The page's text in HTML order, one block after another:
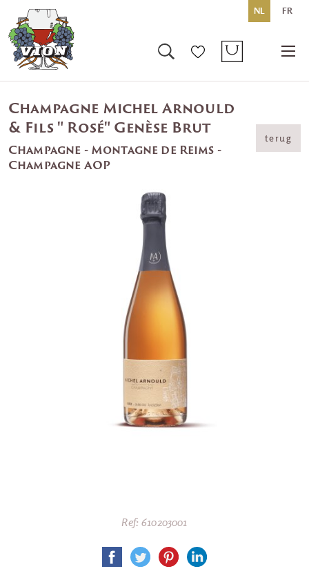
NL FR
Champagne Michel Arnould
& Fils " Rosé" Genèse Brut
Champagne - Montagne de Reims -
Champagne AOP
terug
Ref: 610203001